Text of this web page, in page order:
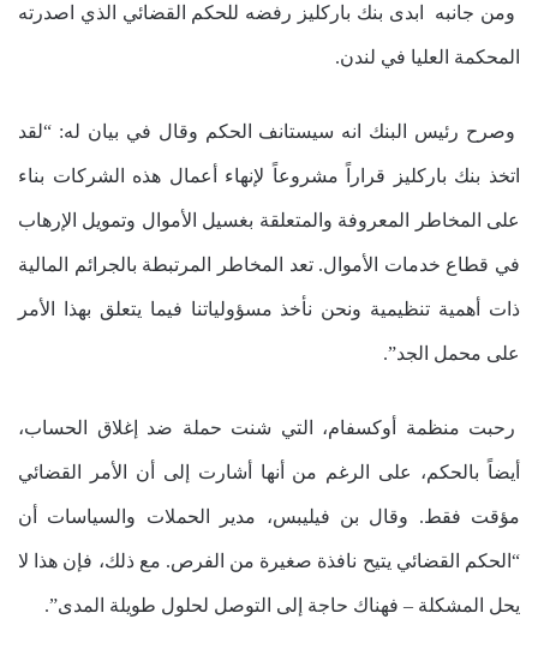
ومن جانبه ابدى بنك باركليز رفضه للحكم القضائي الذي اصدرته
المحكمة العليا في لندن.
وصرح رئيس البنك انه سيستانف الحكم وقال في بيان له: “لقد
اتخذ بنك باركليز قراراً مشروعاً لإنهاء أعمال هذه الشركات بناء
على المخاطر المعروفة والمتعلقة بغسيل الأموال وتمويل الإرهاب
في قطاع خدمات الأموال. تعد المخاطر المرتبطة بالجرائم المالية
ذات أهمية تنظيمية ونحن نأخذ مسؤولياتنا فيما يتعلق بهذا الأمر
على محمل الجد”.
رحبت منظمة أوكسفام، التي شنت حملة ضد إغلاق الحساب،
أيضاً بالحكم، على الرغم من أنها أشارت إلى أن الأمر القضائي
مؤقت فقط. وقال بن فيليبس، مدير الحملات والسياسات أن
“الحكم القضائي يتيح نافذة صغيرة من الفرص. مع ذلك، فإن هذا لا
يحل المشكلة – فهناك حاجة إلى التوصل لحلول طويلة المدى”.